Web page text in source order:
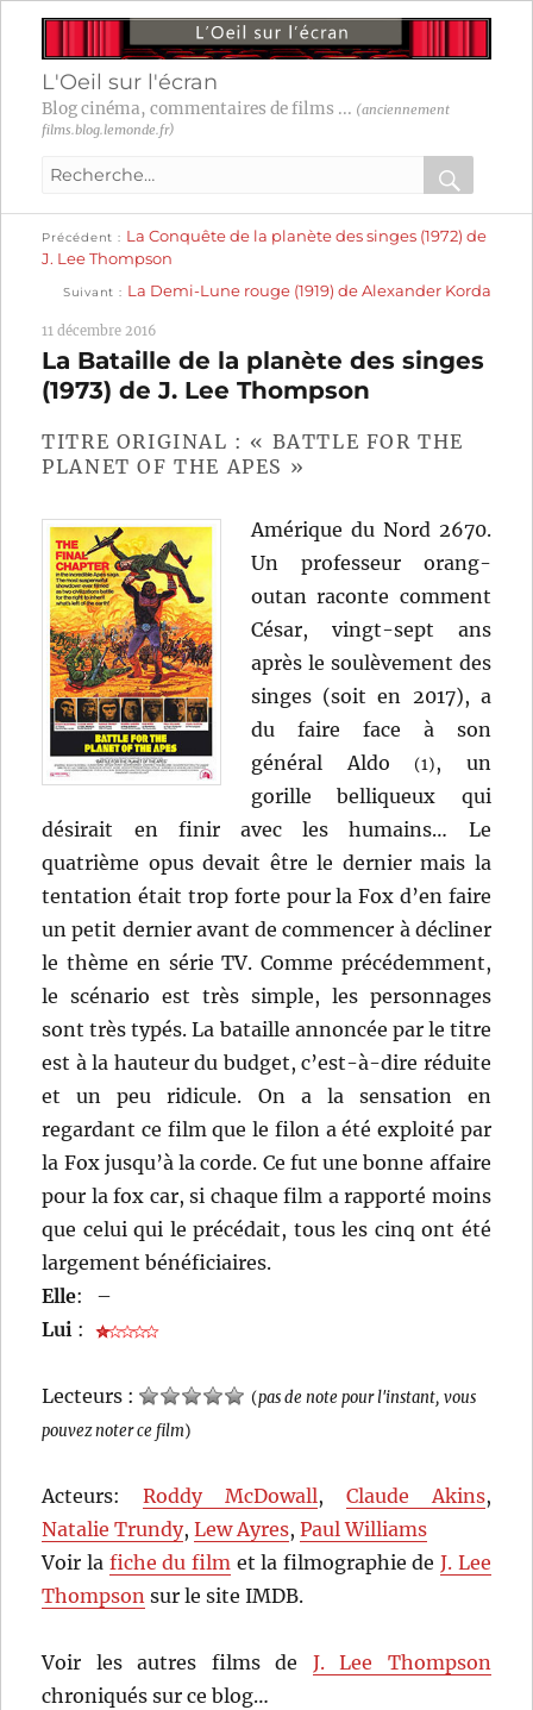
L'Oeil sur l'écran
Blog cinéma, commentaires de films ... (anciennement
films.blog.lemonde.fr)
Recherche
:
OK
Navigation
de
l’article
Précédent
précédente :
La Conquête de la planète des singes (1972) de
J. Lee Thompson
Suivant
suivante :
La Demi-Lune rouge (1919) de Alexander Korda
11 décembre 2016
La Bataille de la planète des singes
(1973) de J. Lee Thompson
TITRE ORIGINAL : « BATTLE FOR THE
PLANET OF THE APES »
Amérique du Nord 2670.
Un professeur orang-
outan raconte comment
César, vingt-sept ans
après le soulèvement des
singes (soit en 2017), a
du faire face à son
général Aldo(1), un
gorille belliqueux qui
désirait en finir avec les humains… Le
quatrième opus devait être le dernier mais la
tentation était trop forte pour la Fox d’en faire
un petit dernier avant de commencer à décliner
le thème en série TV. Comme précédemment,
le scénario est très simple, les personnages
sont très typés. La bataille annoncée par le titre
est à la hauteur du budget, c’est-à-dire réduite
et un peu ridicule. On a la sensation en
regardant ce film que le filon a été exploité par
la Fox jusqu’à la corde. Ce fut une bonne affaire
pour la fox car, si chaque film a rapporté moins
que celui qui le précédait, tous les cinq ont été
largement bénéficiaires.
Elle:
–
Lui :
Lecteurs : (pas de note pour l'instant, vous
pouvez noter ce film)
Acteurs:Roddy McDowall, Claude Akins,
Natalie Trundy,Lew Ayres,Paul Williams
Voir la fiche du filmet la filmographie deJ. Lee
Thompson sur le site IMDB.
Voir les autres films de J. Lee Thompson
chroniqués sur ce blog…